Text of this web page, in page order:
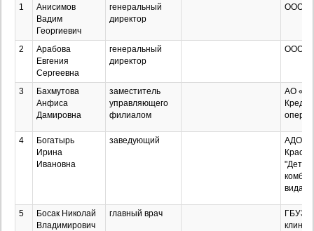
1
Анисимов
Вадим
Георгиевич
генеральный
директор
ООО
2
Арабова
Евгения
Сергеевна
генеральный
директор
ООО
3
Бахмутова
Анфиса
Дамировна
заместитель
управляющего
филиалом
АО
4
Богатырь
Ирина
Ивановна
заведующий
АДОУ
вида
5
Босак Николай
Владимирович
главный врач
ГБУЗ